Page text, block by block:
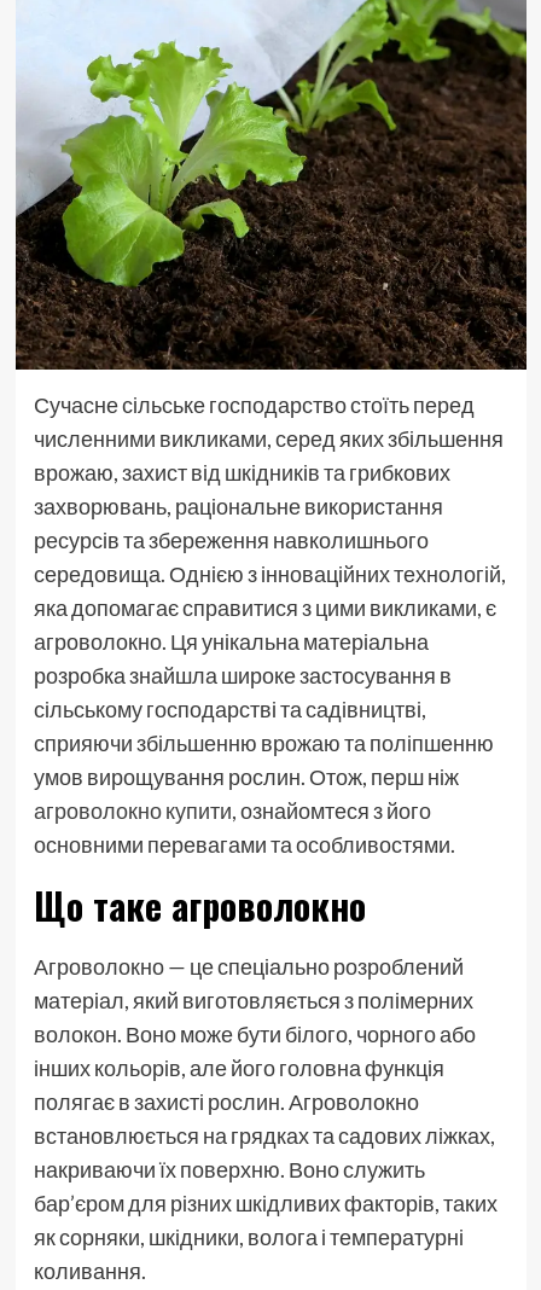
Сучасне сільське господарство стоїть перед
численними викликами, серед яких збільшення
врожаю, захист від шкідників та грибкових
захворювань, раціональне використання
ресурсів та збереження навколишнього
середовища. Однією з інноваційних технологій,
яка допомагає справитися з цими викликами, є
агроволокно. Ця унікальна матеріальна
розробка знайшла широке застосування в
сільському господарстві та садівництві,
сприяючи збільшенню врожаю та поліпшенню
умов вирощування рослин. Отож, перш ніж
агроволокно купити, ознайомтеся з його
основними перевагами та особливостями.
Що таке агроволокно
Агроволокно — це спеціально розроблений
матеріал, який виготовляється з полімерних
волокон. Воно може бути білого, чорного або
інших кольорів, але його головна функція
полягає в захисті рослин. Агроволокно
встановлюється на грядках та садових ліжках,
накриваючи їх поверхню. Воно служить
бар’єром для різних шкідливих факторів, таких
як сорняки, шкідники, волога і температурні
коливання.